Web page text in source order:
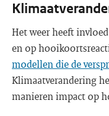
Het weer heeft
en op
modellen die de
Klimaatverandering
manieren impact op